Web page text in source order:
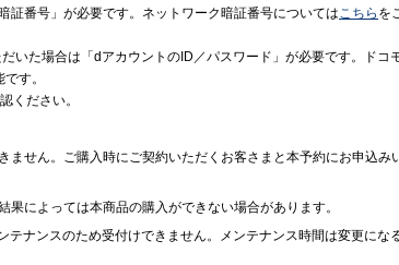
証番号」が必要です。ネットワーク暗証番号についてはこちら を
いた場合は「dアカウントのID／パスワード」が必要です。ドコ
す。
ください。
ません。ご購入時にご契約いただくお客さまと本予約にお申込み
によっては本商品の購入ができない場合があります。
ナンスのため受付けできません。メンテナンス時間は変更にな